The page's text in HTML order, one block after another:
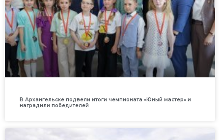
В Архангельске подвели итоги чемпионата «Юный мастер» и
наградили победителей